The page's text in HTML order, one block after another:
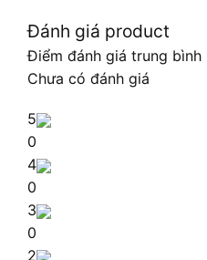
Đánh giá product
Điểm đánh giá trung bình
Chưa có đánh giá
5
0
4
0
3
0
2